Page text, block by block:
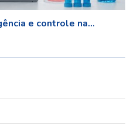
e controle na...